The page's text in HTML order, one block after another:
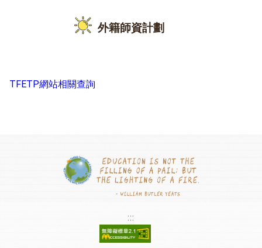
外籍師資計劃
TFETP網站相關查詢
:::